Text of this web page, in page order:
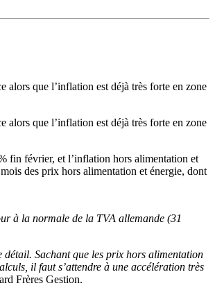
alors que l’inflation est déjà très forte en zone
alors que l’inflation est déjà très forte en zone
fin février, et l’inflation hors alimentation et
des prix hors alimentation et énergie, dont
à la normale de la TVA allemande (31
détail. Sachant que les prix hors alimentation
il faut s’attendre à une accélération très
Frères Gestion.